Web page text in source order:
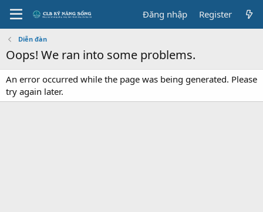
Đăng nhập Register
Diễn đàn
Oops! We ran into some problems.
An error occurred while the page was being generated. Please
try again later.